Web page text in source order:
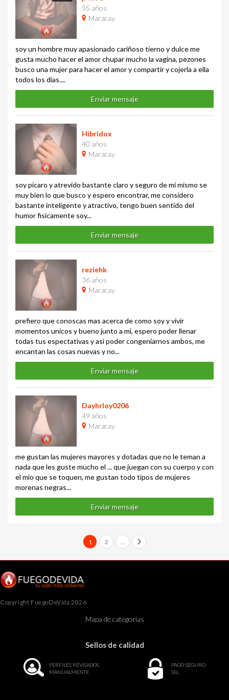
55 años
Maracay
soy un hombre muy apasionado cariñoso tierno y dulce me
gusta mucho hacer el amor chupar mucho la vagina, pezones
busco una mujer para hacer el amor y compartir y cojerla a ella
todos los días....
Enviar mensaje
Hibridox
40 años
Maracay
soy picaro y atrevido bastante claro y seguro de mi mismo se
muy bien lo que busco y espero encontrar, me considero
bastante inteligente y atractivo, tengo buen sentido del
humor fisicamente soy...
Enviar mensaje
reziehk
36 años
Maracay
prefiero que conoscas mas acerca de como soy y vivir
momentos unicos y bueno junto a mi, espero poder llenar
todas tus espectativas y asi poder congeniarnos ambos, me
encantan las cosas nuevas y no...
Enviar mensaje
Dayhrloy0206
49 años
Maracay
me gustan las mujeres mayores y dotadas que no le teman a
nada que les guste mucho el ... que juegan con su cuerpo y con
el mio que se toquen, me gustan todo tipos de mujeres
morenas negras...
Enviar mensaje
1 2
Copyright FuegoDeVida 2026
Mapa de categorías
Sellos de calidad
PERFILES REVISADOS
MANUALMENTE
PAGO SEGURO
SSL